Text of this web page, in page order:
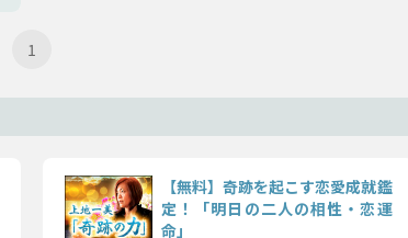
1
【無料】奇跡を起こす恋愛成就鑑
定！「明日の二人の相性・恋運
命」